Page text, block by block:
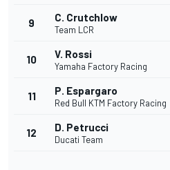
9 C. Crutchlow
Team LCR
10 V. Rossi
Yamaha Factory Racing
11 P. Espargaro
Red Bull KTM Factory Racing
12 D. Petrucci
Ducati Team